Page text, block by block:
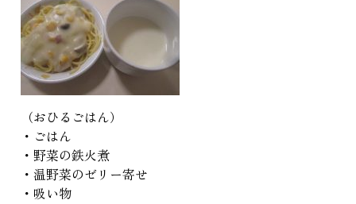
（おひるごはん）
・ごはん
・野菜の鉄火煮
・温野菜のゼリー寄せ
・吸い物